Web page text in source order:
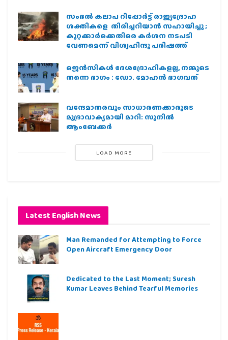
സംഭൽ കലാപ റിപ്പോർട്ട് രാജ്യദ്രോഹ
ശക്തികളെ തിരിച്ചറിയാൻ സഹായിച്ചു ;
കുറ്റക്കാർക്കെതിരെ കർശന നടപടി
വേണമെന്ന് വിശ്വഹിന്ദു പരിഷത്ത്
ജെന്‍സികള്‍ ദേശദ്രോഹികളല്ല, നമ്മുടെ
തന്നെ ഭാഗം : ഡോ. മോഹന്‍ ഭാഗവത്
വന്ദേമാതരവും സാധാരണക്കാരുടെ
മുദ്രാവാക്യമായി മാറി: സുനിൽ
ആംബേക്കർ
LOAD MORE
Latest English News
Man Remanded for Attempting to Force
Open Aircraft Emergency Door
Dedicated to the Last Moment; Suresh
Kumar Leaves Behind Tearful Memories